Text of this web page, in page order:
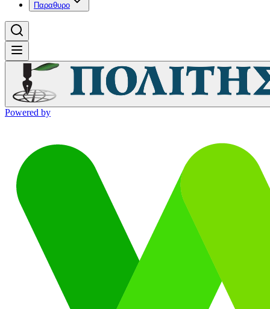
Παραθυρο
Powered by